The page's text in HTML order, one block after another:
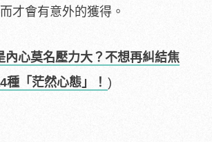
才會有意外的獲得。
內心莫名壓力大？不想再糾結焦
種「茫然心態」！ )